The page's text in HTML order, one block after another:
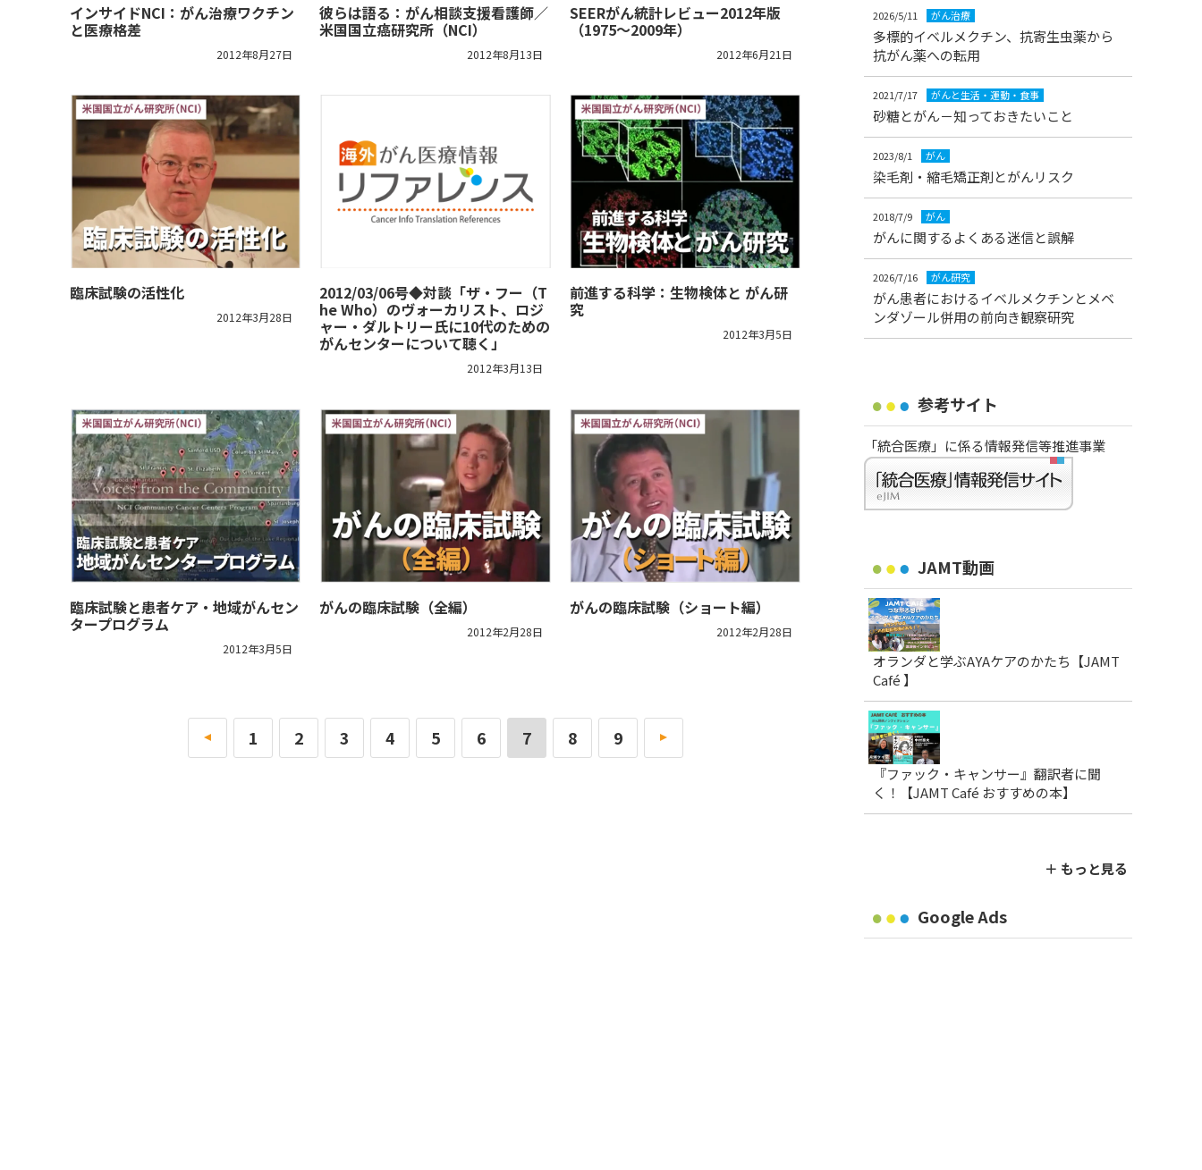
インサイドNCI：がん治療ワクチン
と医療格差
2012年8月27日
彼らは語る：がん相談支援看護師／
米国国立癌研究所（NCI）
2012年8月13日
SEERがん統計レビュー2012年版
（1975～2009年）
2012年6月21日
臨床試験の活性化
2012年3月28日
2012/03/06号◆対談「ザ・フー（T
he Who）のヴォーカリスト、ロジ
ャー・ダルトリー氏に10代のための
がんセンターについて聴く」
2012年3月13日
前進する科学：生物検体と がん研
究
2012年3月5日
臨床試験と患者ケア・地域がんセン
タープログラム
2012年3月5日
がんの臨床試験（全編）
2012年2月28日
がんの臨床試験（ショート編）
2012年2月28日
« 1 2 3 4 5 6 7 8 9 »
2026/5/11 がん治療
多標的イベルメクチン、抗寄生虫薬から
抗がん薬への転用
2021/7/17 がんと生活・運動・食事
砂糖とがん－知っておきたいこと
2023/8/1 がん
染毛剤・縮毛矯正剤とがんリスク
2018/7/9 がん
がんに関するよくある迷信と誤解
2026/7/16 がん研究
がん患者におけるイベルメクチンとメベ
ンダゾール併用の前向き観察研究
参考サイト
「統合医療」に係る情報発信等推進事業
JAMT動画
オランダと学ぶAYAケアのかたち【JAMT
Café 】
『ファック・キャンサー』翻訳者に聞
く！【JAMT Café おすすめの本】
＋ もっと見る
Google Ads